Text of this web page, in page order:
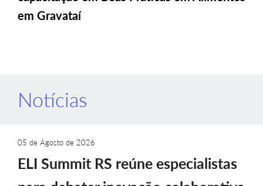
em Gravataí
Notícias
05 de Agosto de 2026
ELI Summit RS reúne especialistas